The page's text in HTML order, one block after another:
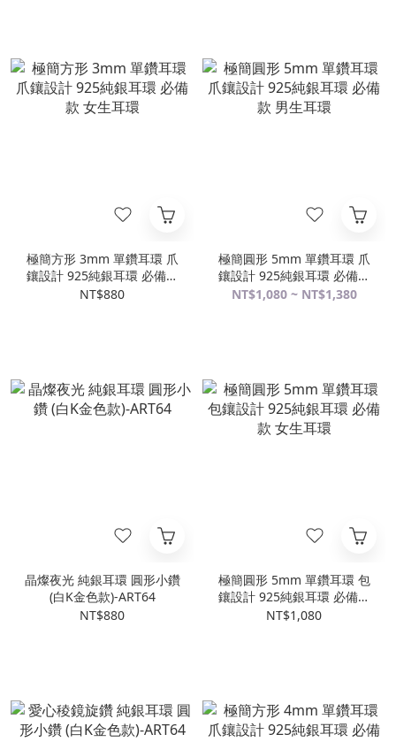
極簡方形 3mm 單鑽耳環 爪
鑲設計 925純銀耳環 必備款
女生耳環
NT$880
極簡圓形 5mm 單鑽耳環 爪
鑲設計 925純銀耳環 必備款
男生耳環
NT$1,080 ~ NT$1,380
晶燦夜光 純銀耳環 圓形小鑽
(白K金色款)-ART64
NT$880
極簡圓形 5mm 單鑽耳環 包
鑲設計 925純銀耳環 必備款
女生耳環
NT$1,080